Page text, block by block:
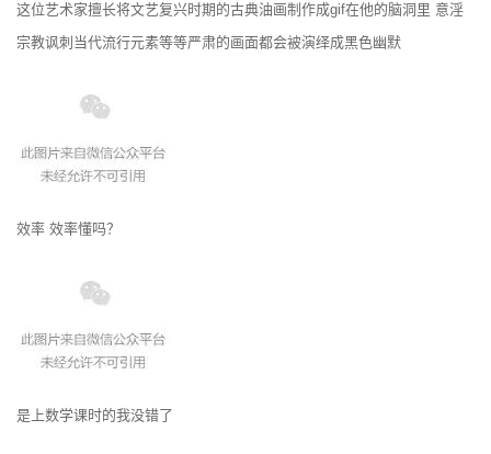
这位艺术家擅长将文艺复兴时期的古典油画制作成gif在他的脑洞里 意淫
宗教讽刺当代流行元素等等严肃的画面都会被演绎成黑色幽默
效率 效率懂吗？
是上数学课时的我没错了